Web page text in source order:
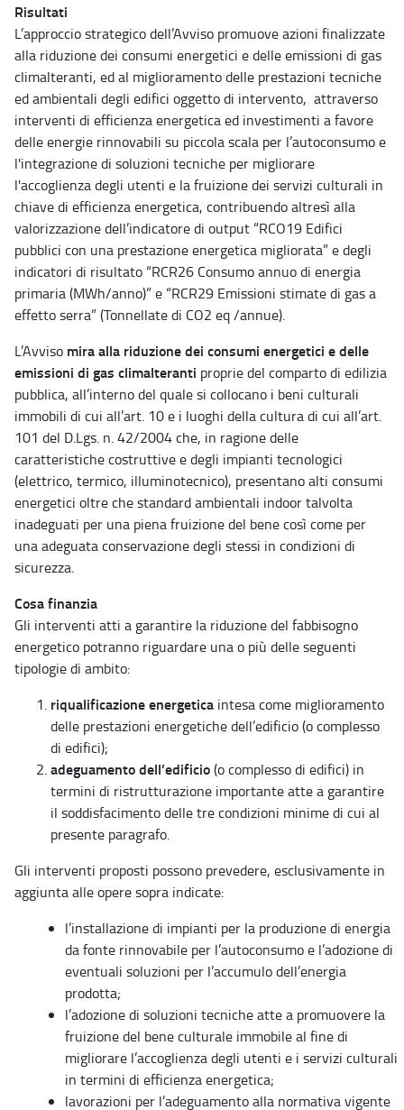
Risultati
L’approccio strategico dell’Avviso promuove azioni finalizzate
alla riduzione dei consumi energetici e delle emissioni di gas
climalteranti, ed al miglioramento delle prestazioni tecniche
ed ambientali degli edifici oggetto di intervento, attraverso
interventi di efficienza energetica ed investimenti a favore
delle energie rinnovabili su piccola scala per l’autoconsumo e
l'integrazione di soluzioni tecniche per migliorare
l'accoglienza degli utenti e la fruizione dei servizi culturali in
chiave di efficienza energetica, contribuendo altresì alla
valorizzazione dell’indicatore di output “RCO19 Edifici
pubblici con una prestazione energetica migliorata” e degli
indicatori di risultato “RCR26 Consumo annuo di energia
primaria (MWh/anno)” e “RCR29 Emissioni stimate di gas a
effetto serra” (Tonnellate di CO2 eq /annue).
L’Avviso mira alla riduzione dei consumi energetici e delle
emissioni di gas climalteranti proprie del comparto di edilizia
pubblica, all’interno del quale si collocano i beni culturali
immobili di cui all’art. 10 e i luoghi della cultura di cui all’art.
101 del D.Lgs. n. 42/2004 che, in ragione delle
caratteristiche costruttive e degli impianti tecnologici
(elettrico, termico, illuminotecnico), presentano alti consumi
energetici oltre che standard ambientali indoor talvolta
inadeguati per una piena fruizione del bene così come per
una adeguata conservazione degli stessi in condizioni di
sicurezza.
Cosa finanzia
Gli interventi atti a garantire la riduzione del fabbisogno
energetico potranno riguardare una o più delle seguenti
tipologie di ambito:
riqualificazione energetica intesa come miglioramento
delle prestazioni energetiche dell’edificio (o complesso
di edifici);
adeguamento dell’edificio(o complesso di edifici) in
termini di ristrutturazione importante atte a garantire
il soddisfacimento delle tre condizioni minime di cui al
presente paragrafo.
Gli interventi proposti possono prevedere, esclusivamente in
aggiunta alle opere sopra indicate:
l’installazione di impianti per la produzione di energia
da fonte rinnovabile per l’autoconsumo e l’adozione di
eventuali soluzioni per l’accumulo dell’energia
prodotta;
l’adozione di soluzioni tecniche atte a promuovere la
fruizione del bene culturale immobile al fine di
migliorare l’accoglienza degli utenti e i servizi culturali
in termini di efficienza energetica;
lavorazioni per l’adeguamento alla normativa vigente